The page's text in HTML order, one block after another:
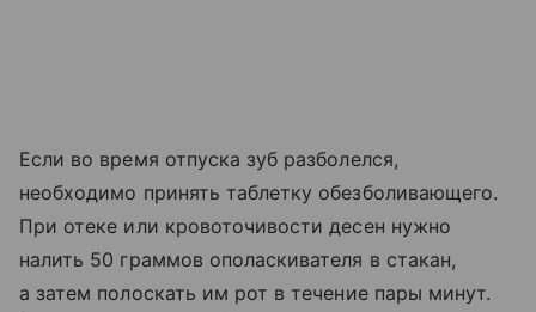
Если во время отпуска зуб разболелся,
необходимо принять таблетку обезболивающего.
При отеке или кровоточивости десен нужно
налить 50 граммов ополаскивателя в стакан,
а затем полоскать им рот в течение пары минут.